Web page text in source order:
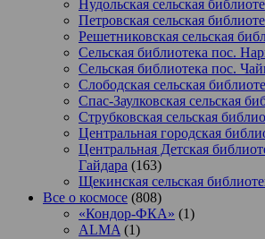
Нудольская сельская
Петровская сельская
Решетниковская сельская
Сельская библиотека пос.
Сельская библиотека пос.
Слободская сельская
Спас-Заулковская сельская
Струбковская сельская
Центральная городская
Центральная Детская
Гайдара (163)
Щекинская сельская
Все о космосе (808)
«Кондор-ФКА» (1)
ALMA (1)